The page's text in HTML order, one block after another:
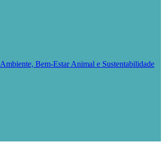
Ambiente, Bem-Estar Animal e Sustentabilidade